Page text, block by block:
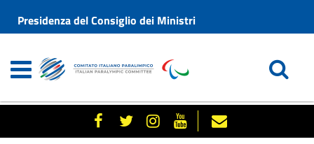
Presidenza del Consiglio dei Ministri